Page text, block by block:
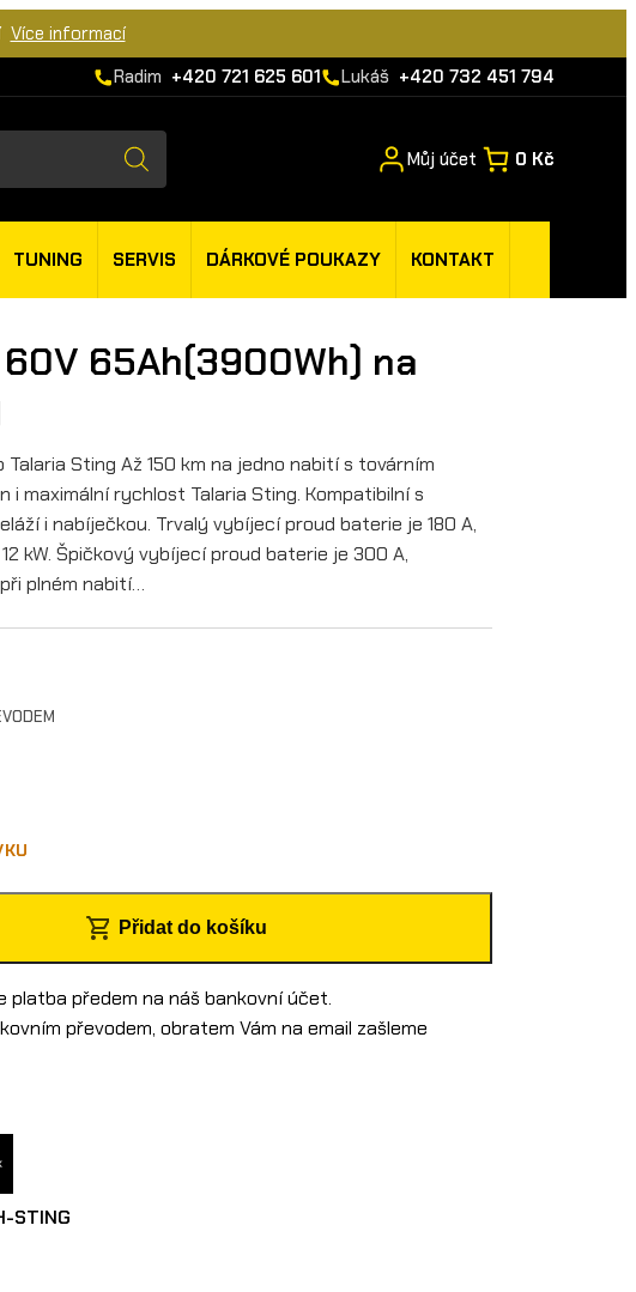
Více informací
Radim +420 721 625 601 Lukáš +420 732 451 794
Můj účet 0 Kč
TUNING SERVIS DÁRKOVÉ POUKAZY KONTAKT
65Ah(3900Wh) na
Talaria Sting Až 150 km na jedno nabití s továrním
i maximální rychlost Talaria Sting. Kompatibilní s
i nabíječkou. Trvalý vybíjecí proud baterie je 180 A,
kW. Špičkový vybíjecí proud baterie je 300 A,
plném nabití…
Přidat do košíku
předem na náš bankovní účet.
převodem, obratem Vám na email zašleme
STING